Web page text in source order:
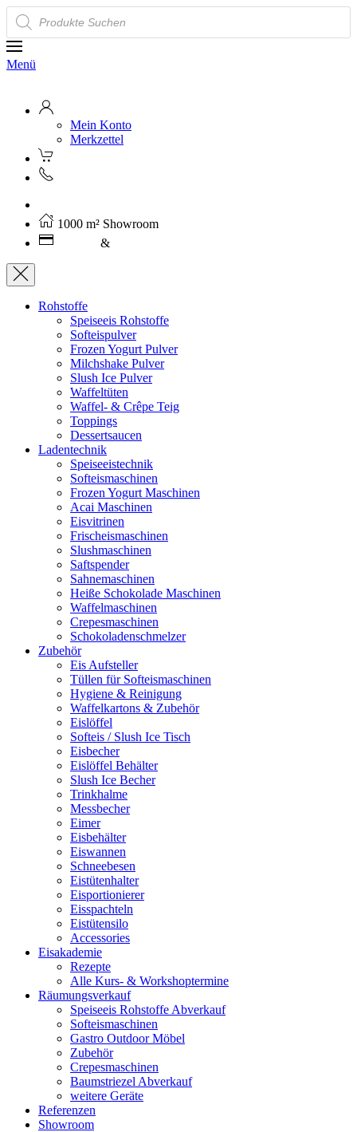
Products
search
Menü
Mein Konto
Merkzettel
1000 m² Showroom
&
Rohstoffe
Speiseeis Rohstoffe
Softeispulver
Frozen Yogurt Pulver
Milchshake Pulver
Slush Ice Pulver
Waffeltüten
Waffel- & Crêpe Teig
Toppings
Dessertsaucen
Ladentechnik
Speiseeistechnik
Softeismaschinen
Frozen Yogurt Maschinen
Acai Maschinen
Eisvitrinen
Frischeismaschinen
Slushmaschinen
Saftspender
Sahnemaschinen
Heiße Schokolade Maschinen
Waffelmaschinen
Crepesmaschinen
Schokoladenschmelzer
Zubehör
Eis Aufsteller
Tüllen für Softeismaschinen
Hygiene & Reinigung
Waffelkartons & Zubehör
Eislöffel
Softeis / Slush Ice Tisch
Eisbecher
Eislöffel Behälter
Slush Ice Becher
Trinkhalme
Messbecher
Eimer
Eisbehälter
Eiswannen
Schneebesen
Eistütenhalter
Eisportionierer
Eisspachteln
Eistütensilo
Accessories
Eisakademie
Rezepte
Alle Kurs- & Workshoptermine
Räumungsverkauf
Speiseeis Rohstoffe Abverkauf
Softeismaschinen
Gastro Outdoor Möbel
Zubehör
Crepesmaschinen
Baumstriezel Abverkauf
weitere Geräte
Referenzen
Showroom